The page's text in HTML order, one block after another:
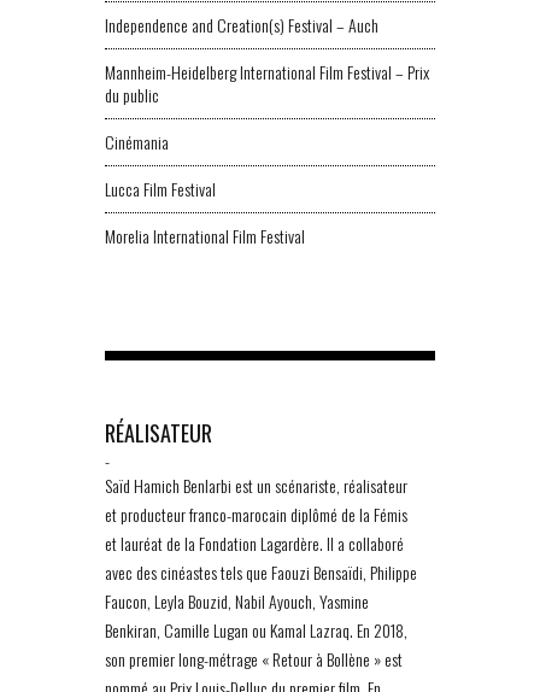
Independence and Creation(s) Festival – Auch
Mannheim-Heidelberg International Film Festival – Prix
du public
Cinémania
Lucca Film Festival
Morelia International Film Festival
RÉALISATEUR
-
Saïd Hamich Benlarbi est un scénariste, réalisateur
et producteur franco-marocain diplômé de la Fémis
et lauréat de la Fondation Lagardère. Il a collaboré
avec des cinéastes tels que Faouzi Bensaïdi, Philippe
Faucon, Leyla Bouzid, Nabil Ayouch, Yasmine
Benkiran, Camille Lugan ou Kamal Lazraq. En 2018,
son premier long-métrage « Retour à Bollène » est